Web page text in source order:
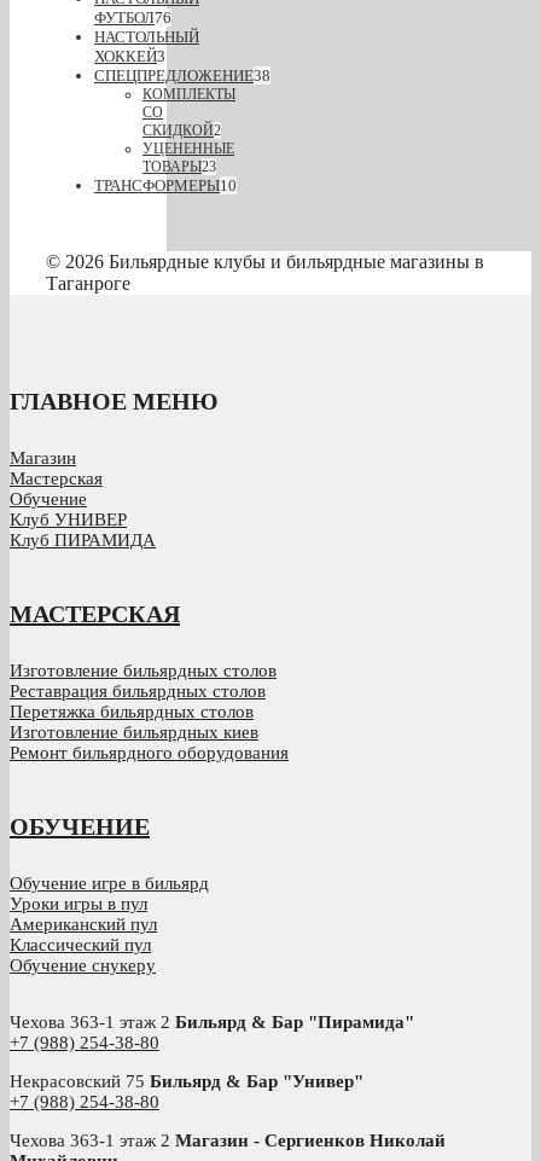
ФУТБОЛ76
НАСТОЛЬНЫЙ
ХОККЕЙ3
СПЕЦПРЕДЛОЖЕНИЕ38
КОМПЛЕКТЫ
СО
СКИДКОЙ2
УЦЕНЕННЫЕ
ТОВАРЫ23
ТРАНСФОРМЕРЫ10
© 2026 Бильярдные клубы и бильярдные магазины в
Таганроге
ГЛАВНОЕ МЕНЮ
Магазин
Мастерская
Обучение
Клуб УНИВЕР
Клуб ПИРАМИДА
МАСТЕРСКАЯ
Изготовление бильярдных столов
Реставрация бильярдных столов
Перетяжка бильярдных столов
Изготовление бильярдных киев
Ремонт бильярдного оборудования
ОБУЧЕНИЕ
Обучение игре в бильярд
Уроки игры в пул
Американский пул
Классический пул
Обучение снукеру
Чехова 363-1 этаж 2 Бильярд & Бар "Пирамида"
+7 (988) 254-38-80
Некрасовский 75 Бильярд & Бар "Универ"
+7 (988) 254-38-80
Чехова 363-1 этаж 2 Магазин - Сергиенков Николай